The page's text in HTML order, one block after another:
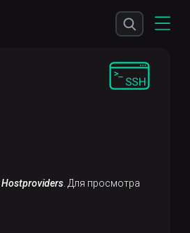
Hostproviders . Для просмотра